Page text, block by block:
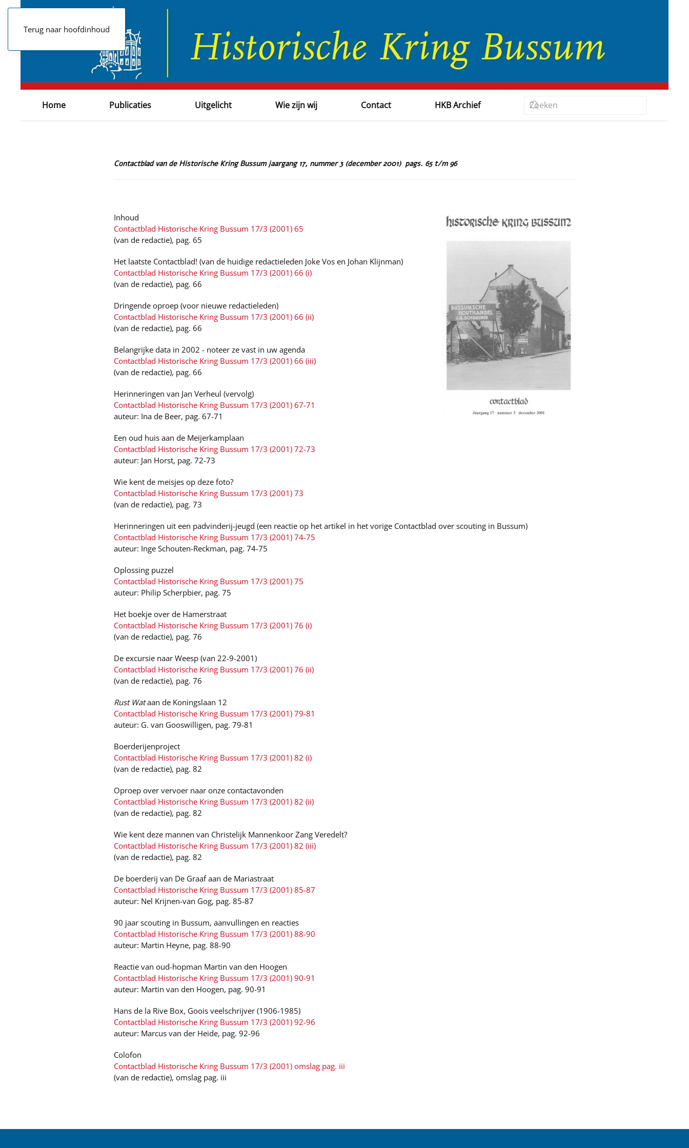
Terug naar hoofdinhoud
Home Publicaties Uitgelicht Wie zijn wij Contact HKB Archief
Contactblad van de Historische Kring Bussum jaargang 17, nummer 3 (december 2001) pags. 65 t/m 96
Inhoud
Contactblad Historische Kring Bussum 17/3 (2001) 65
(van de redactie), pag. 65
Het laatste Contactblad! (van de huidige redactieleden Joke Vos en Johan Klijnman)
Contactblad Historische Kring Bussum 17/3 (2001) 66 (i)
(van de redactie), pag. 66
Dringende oproep (voor nieuwe redactieleden)
Contactblad Historische Kring Bussum 17/3 (2001) 66 (ii)
(van de redactie), pag. 66
Belangrijke data in 2002 - noteer ze vast in uw agenda
Contactblad Historische Kring Bussum 17/3 (2001) 66 (iii)
(van de redactie), pag. 66
Herinneringen van Jan Verheul (vervolg)
Contactblad Historische Kring Bussum 17/3 (2001) 67-71
auteur: Ina de Beer, pag. 67-71
Een oud huis aan de Meijerkamplaan
Contactblad Historische Kring Bussum 17/3 (2001) 72-73
auteur: Jan Horst, pag. 72-73
Wie kent de meisjes op deze foto?
Contactblad Historische Kring Bussum 17/3 (2001) 73
(van de redactie), pag. 73
Herinneringen uit een padvinderij-jeugd (een reactie op het artikel in het vorige Contactblad over scouting in Bussum)
Contactblad Historische Kring Bussum 17/3 (2001) 74-75
auteur: Inge Schouten-Reckman, pag. 74-75
Oplossing puzzel
Contactblad Historische Kring Bussum 17/3 (2001) 75
auteur: Philip Scherpbier, pag. 75
Het boekje over de Hamerstraat
Contactblad Historische Kring Bussum 17/3 (2001) 76 (i)
(van de redactie), pag. 76
De excursie naar Weesp (van 22-9-2001)
Contactblad Historische Kring Bussum 17/3 (2001) 76 (ii)
(van de redactie), pag. 76
Rust Wataan de Koningslaan 12
Contactblad Historische Kring Bussum 17/3 (2001) 79-81
auteur: G. van Gooswilligen, pag. 79-81
Boerderijenproject
Contactblad Historische Kring Bussum 17/3 (2001) 82 (i)
(van de redactie), pag. 82
Oproep over vervoer naar onze contactavonden
Contactblad Historische Kring Bussum 17/3 (2001) 82 (ii)
(van de redactie), pag. 82
Wie kent deze mannen van Christelijk Mannenkoor Zang Veredelt?
Contactblad Historische Kring Bussum 17/3 (2001) 82 (iii)
(van de redactie), pag. 82
De boerderij van De Graaf aan de Mariastraat
Contactblad Historische Kring Bussum 17/3 (2001) 85-87
auteur: Nel Krijnen-van Gog, pag. 85-87
90 jaar scouting in Bussum, aanvullingen en reacties
Contactblad Historische Kring Bussum 17/3 (2001) 88-90
auteur: Martin Heyne, pag. 88-90
Reactie van oud-hopman Martin van den Hoogen
Contactblad Historische Kring Bussum 17/3 (2001) 90-91
auteur: Martin van den Hoogen, pag. 90-91
Hans de la Rive Box, Goois veelschrijver (1906-1985)
Contactblad Historische Kring Bussum 17/3 (2001) 92-96
auteur: Marcus van der Heide, pag. 92-96
Colofon
Contactblad Historische Kring Bussum 17/3 (2001) omslag pag. iii
(van de redactie), omslag pag. iii